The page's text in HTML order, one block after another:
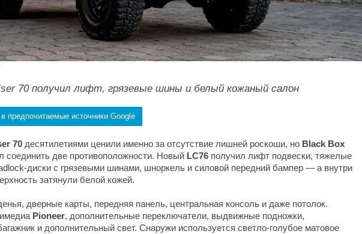
70 получил лифт, грязевые шины и белый кожаный салон
предпочитаемые источники Google
70 десятилетиями ценили именно за отсутствие лишней роскоши, но Black Box
соединить две противоположности. Новый LC76 получил лифт подвески, тяжелые
диски с грязевыми шинами, шноркель и силовой передний бампер — а внутри
затянули белой кожей.
дверные карты, передняя панель, центральная консоль и даже потолок.
Pioneer, дополнительные переключатели, выдвижные подножки,
и дополнительный свет. Снаружи используется светло-голубое матовое